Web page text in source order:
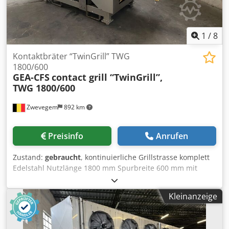
1 /8
Zwevegem 892 km
Kontaktbräter “TwinGrill” TWG
1800/600
GEA-CFScontact grill “TwinGrill”,
TWG 1800/600
Preisinfo Anrufen
Zustand: gebraucht, kontinuierliche Grillstrasse komplett
Edelstahl Nutzlänge 1800 mm Spurbreite 600 mm mit
Unten- und Obenband : unten und oben kontaktbraden
Temperatur unten und oben separat regelbar elektrisch
beheizt 93 kW mit Bandwaschsystem Crsdpfszktzaex Aqvjf
Temperatur regelbar 50 - 260°C Grillzeit 0,3 – 3 m/min
stufenlose Geschwindigkeit Abmessungen (L x B x H) : ±
Kleinanzeige